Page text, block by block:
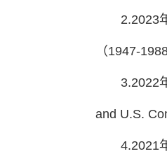
2.2023
（1947-
3.2022
and U.S.
4.2021